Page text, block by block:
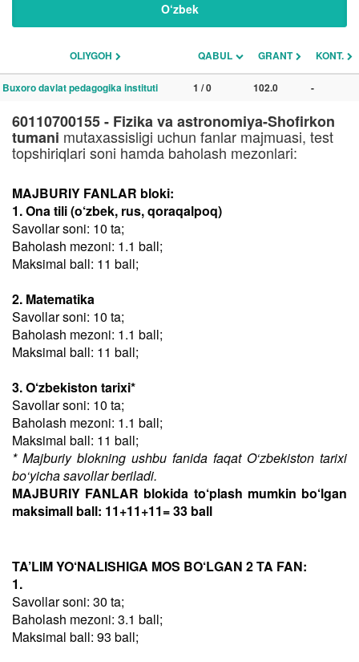
O‘zbek
OLIYGOH QABUL GRANT KONT.
Buxoro davlat pedagogika instituti 1 / 0 102.0 -
60110700155 - Fizika va astronomiya-Shofirkon
tumani mutaxassisligi uchun fanlar majmuasi, test
topshiriqlari soni hamda baholash mezonlari:
MAJBURIY FANLAR bloki:
1. Ona tili (o‘zbek, rus, qoraqalpoq)
Savollar soni: 10 ta;
Baholash mezoni: 1.1 ball;
Maksimal ball: 11 ball;
2. Matematika
Savollar soni: 10 ta;
Baholash mezoni: 1.1 ball;
Maksimal ball: 11 ball;
3. O‘zbekiston tarixi*
Savollar soni: 10 ta;
Baholash mezoni: 1.1 ball;
Maksimal ball: 11 ball;
* Majburiy blokning ushbu fanida faqat O‘zbekiston tarixi
bo‘yicha savollar beriladi.
MAJBURIY FANLAR blokida to‘plash mumkin bo‘lgan
maksimall ball: 11+11+11= 33 ball
TA’LIM YO‘NALISHIGA MOS BO‘LGAN 2 TA FAN:
1.
Savollar soni: 30 ta;
Baholash mezoni: 3.1 ball;
Maksimal ball: 93 ball;